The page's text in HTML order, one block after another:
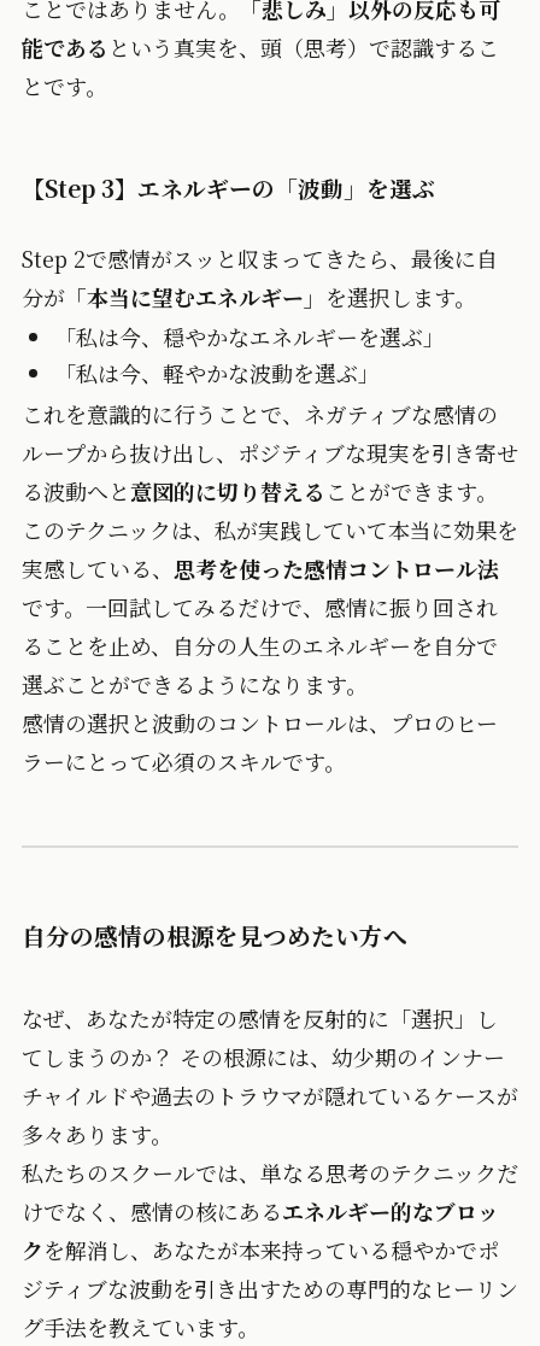
ことではありません。
「悲しみ」以外の反応も可
能である という真実を、頭（思考）で認識するこ
とです。
【Step 3】エネルギーの「波動」を選ぶ
Step 2で感情がスッと収まってきたら、最後に自
分が「本当に望むエネルギー」 を選択します。
「私は今、穏やかなエネルギーを選ぶ」
「私は今、軽やかな波動を選ぶ」
これを意識的に行うことで、ネガティブな感情の
ループから抜け出し、ポジティブな現実を引き寄せ
る波動へと意図的に切り替える ことができます。
このテクニックは、私が実践していて本当に効果を
実感している、 思考を使った感情コントロール法
です。一回試してみるだけで、感情に振り回され
ることを止め、自分の人生のエネルギーを自分で
選ぶことができるようになります。
感情の選択と波動のコントロールは、プロのヒー
ラーにとって必須のスキルです。
自分の感情の根源を見つめたい方へ
なぜ、あなたが特定の感情を反射的に「選択」し
てしまうのか？ その根源には、幼少期のインナー
チャイルドや過去のトラウマが隠れているケースが
多々あります。
私たちのスクールでは、単なる思考のテクニックだ
けでなく、感情の核にあるエネルギー的なブロッ
クを解消し、あなたが本来持っている穏やかでポ
ジティブな波動を引き出すための専門的なヒーリン
グ手法を教えています。